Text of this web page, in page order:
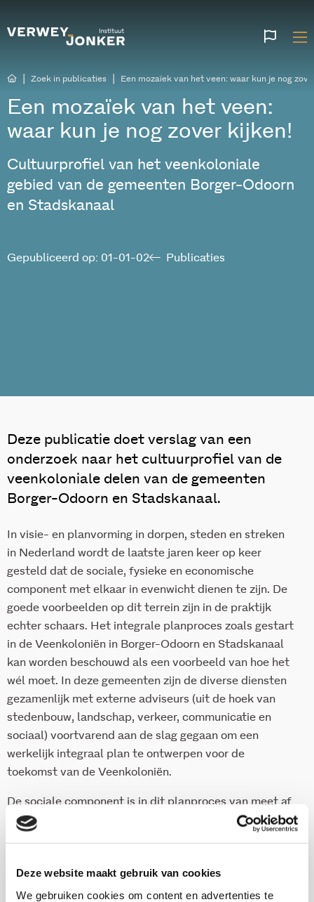
Deze website maakt gebruik van cookies
We gebruiken cookies om content en advertenties te
Zoek in publicaties Een mozaïek van het veen: waar kun je nog
Een mozaïek van het veen:
waar kun je nog zover kijken!
Cultuurprofiel van het veenkoloniale
gebied van de gemeenten Borger-Odoorn
en Stadskanaal
Publicaties
Gepubliceerd op: 01-01-02
Deze publicatie doet verslag van een
onderzoek naar het cultuurprofiel van de
veenkoloniale delen van de gemeenten
Borger-Odoorn en Stadskanaal.
In visie- en planvorming in dorpen, steden en streken
in Nederland wordt de laatste jaren keer op keer
gesteld dat de sociale, fysieke en economische
component met elkaar in evenwicht dienen te zijn. De
goede voorbeelden op dit terrein zijn in de praktijk
echter schaars. Het integrale planproces zoals gestart
in de Veenkoloniën in Borger-Odoorn en Stadskanaal
kan worden beschouwd als een voorbeeld van hoe het
wél moet. In deze gemeenten zijn de diverse diensten
gezamenlijk met externe adviseurs (uit de hoek van
stedenbouw, landschap, verkeer, communicatie en
sociaal) voortvarend aan de slag gegaan om een
werkelijk integraal plan te ontwerpen voor de
toekomst van de Veenkoloniën.
De sociale component is in dit planproces van meet af
aan betrokken geweest. Samen met ambtenaren van
betekenis van de lokale identiteit, de kwaliteit van de
sociale relaties én de informele sociale infrastructuur